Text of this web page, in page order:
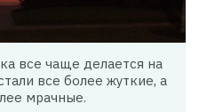
все чаще делается на
все более жуткие, а
мрачные.